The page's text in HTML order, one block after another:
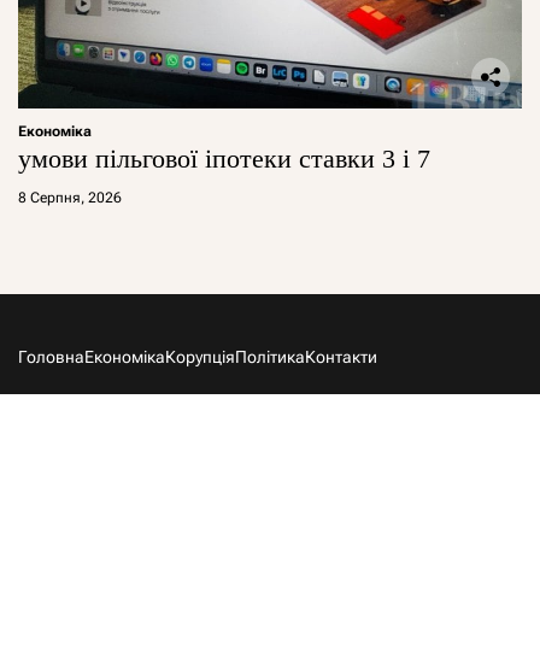
Економіка
умови пільгової іпотеки ставки 3 і 7
8 Серпня, 2026
ГоловнаЕкономікаКорупціяПолітикаКонтакти